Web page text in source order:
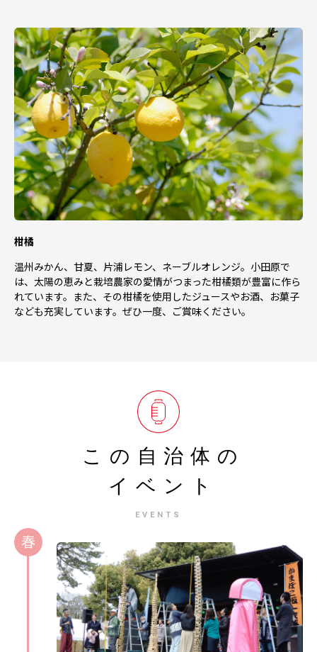
柑橘
温州みかん、甘夏、片浦レモン、ネーブルオレンジ。小田原で
は、太陽の恵みと栽培農家の愛情がつまった柑橘類が豊富に作ら
れています。また、その柑橘を使用したジュースやお酒、お菓子
なども充実しています。ぜひ一度、ご賞味ください。
この自治体の
イベント
EVENTS
春